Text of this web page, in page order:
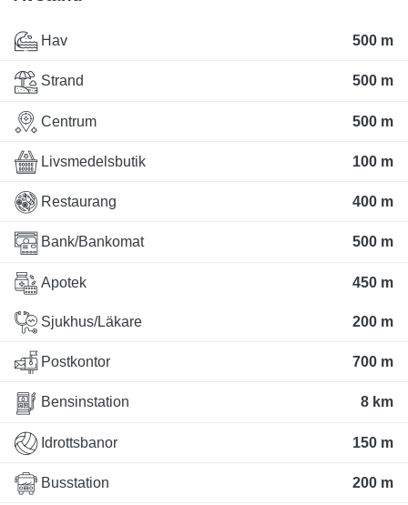
Hav 500 m
Strand 500 m
Centrum 500 m
Livsmedelsbutik 100 m
Restaurang 400 m
Bank/Bankomat 500 m
Apotek 450 m
Sjukhus/Läkare 200 m
Postkontor 700 m
Bensinstation 8 km
Idrottsbanor 150 m
Busstation 200 m